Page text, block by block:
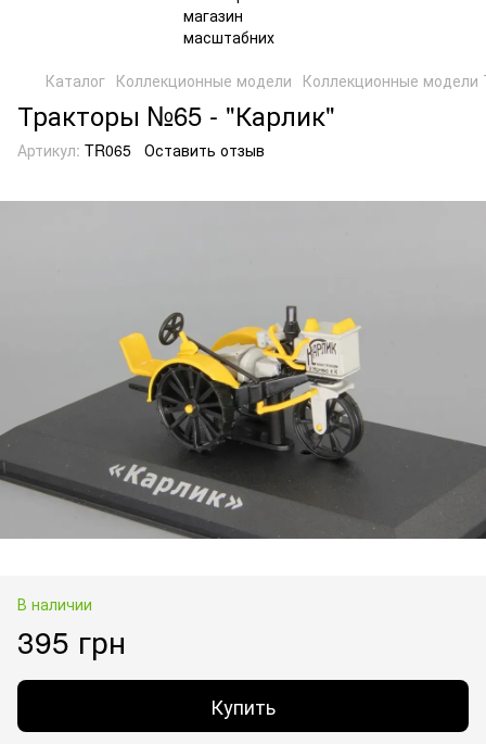
Каталог Коллекционные модели Коллекционные
Тракторы №65 - "Карлик"
Артикул: TR065 Оставить отзыв
В наличии
395 грн
Купить